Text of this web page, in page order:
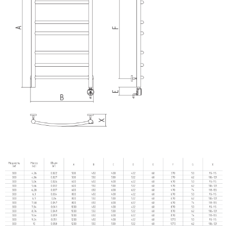
Secado
Axxinot